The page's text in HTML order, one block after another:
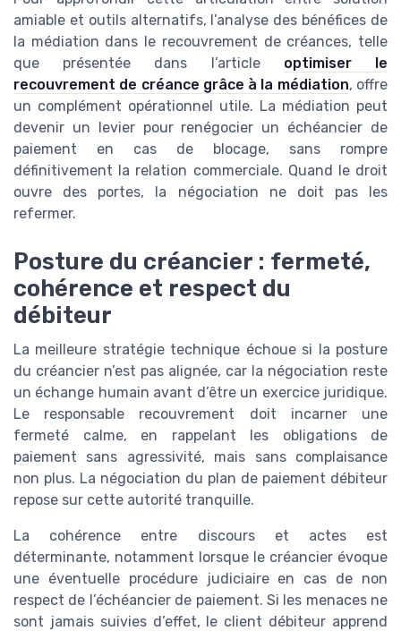
amiable et outils alternatifs, l’analyse des bénéfices de
la médiation dans le recouvrement de créances, telle
que présentée dans l’article optimiser le
recouvrement de créance grâce à la médiation, offre
un complément opérationnel utile. La médiation peut
devenir un levier pour renégocier un échéancier de
paiement en cas de blocage, sans rompre
définitivement la relation commerciale. Quand le droit
ouvre des portes, la négociation ne doit pas les
refermer.
Posture du créancier : fermeté,
cohérence et respect du
débiteur
La meilleure stratégie technique échoue si la posture
du créancier n’est pas alignée, car la négociation reste
un échange humain avant d’être un exercice juridique.
Le responsable recouvrement doit incarner une
fermeté calme, en rappelant les obligations de
paiement sans agressivité, mais sans complaisance
non plus. La négociation du plan de paiement débiteur
repose sur cette autorité tranquille.
La cohérence entre discours et actes est
déterminante, notamment lorsque le créancier évoque
une éventuelle procédure judiciaire en cas de non
respect de l’échéancier de paiement. Si les menaces ne
sont jamais suivies d’effet, le client débiteur apprend